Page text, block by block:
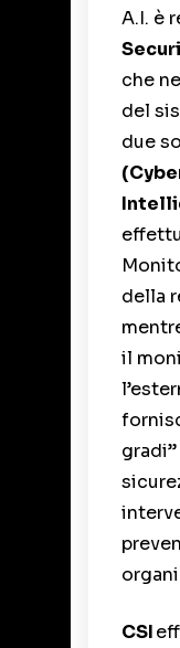
A.I. è
che
del
due
della
il
CSI